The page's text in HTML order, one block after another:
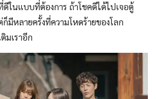
ในแบบที่ต้องการ ถ้าโชคดีได้ไปเจอตู้
มีหลายครั้งที่ความโหดร้ายของโลก
มเราอีก